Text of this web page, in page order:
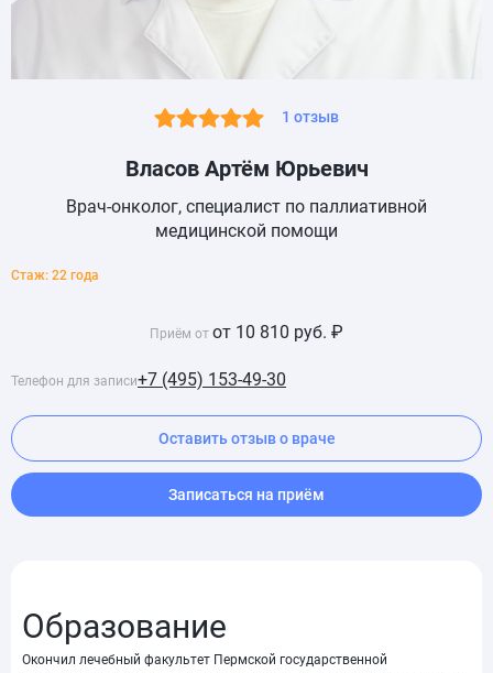
1 отзыв
Власов Артём Юрьевич
Врач-онколог, специалист по паллиативной
медицинской помощи
Стаж: 22 года
Приём от от 10 810 руб. ₽
Телефон для записи+7 (495) 153-49-30
Записаться на приём
Оставить отзыв о враче
Образование
Окончил лечебный факультет Пермской государственной